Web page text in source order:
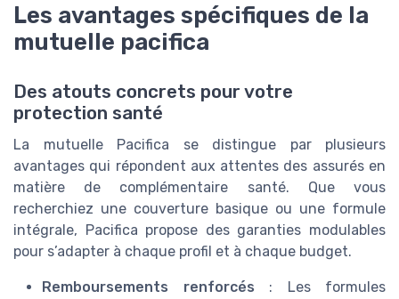
Les avantages spécifiques de la
mutuelle pacifica
Des atouts concrets pour votre
protection santé
La mutuelle Pacifica se distingue par plusieurs
avantages qui répondent aux attentes des assurés en
matière de complémentaire santé. Que vous
recherchiez une couverture basique ou une formule
intégrale, Pacifica propose des garanties modulables
pour s’adapter à chaque profil et à chaque budget.
Remboursements renforcés : Les formules